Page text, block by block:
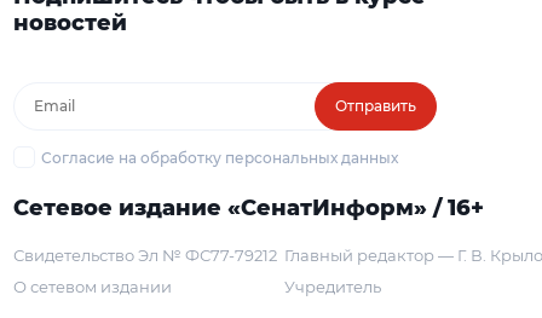
новостей
Отправить
Согласие на обработку персональных данных
Сетевое издание «СенатИнформ» / 16+
Свидетельство Эл № ФС77-79212
О сетевом издании
Главный редактор — Г. В.
Учредитель